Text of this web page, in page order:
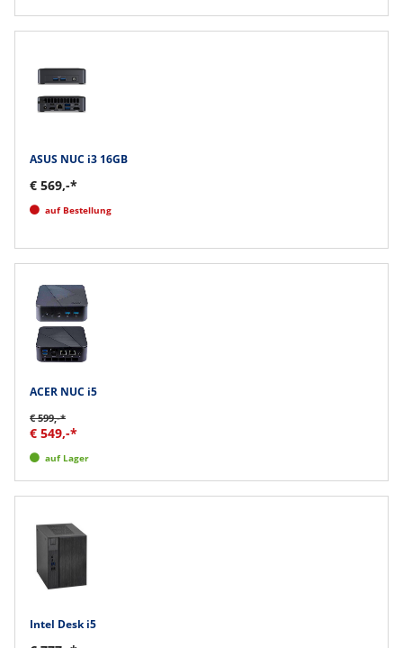
ASUS NUC i3 16GB
€ 569,-*
auf Bestellung
ACER NUC i5
€ 599,-*
€ 549,-*
auf Lager
Intel Desk i5